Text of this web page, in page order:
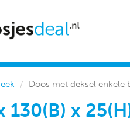
Doos met deksel enkele
130(B) x